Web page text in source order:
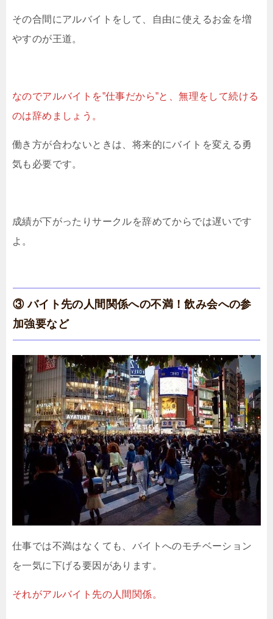
その合間にアルバイトをして、自由に使えるお金を増
やすのが王道。
なのでアルバイトを”仕事だから”と、無理をして続ける
のは辞めましょう。
働き方が合わないときは、将来的にバイトを変える勇
気も必要です。
成績が下がったりサークルを辞めてからでは遅いです
よ。
③ バイト先の人間関係への不満！飲み会への参
加強要など
仕事では不満はなくても、バイトへのモチベーション
を一気に下げる要因があります。
それがアルバイト先の人間関係。